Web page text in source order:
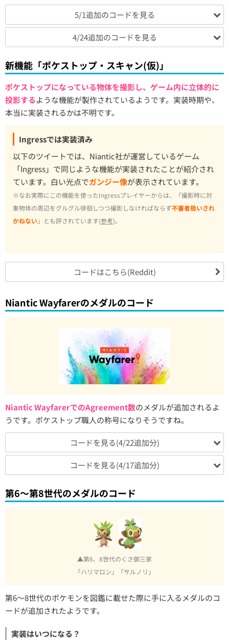
5/1追加のコードを見る
4/24追加のコードを見る
新機能「ポケストップ・スキャン(仮)」
ポケストップになっている物体を撮影し、ゲーム内に立体的に
投影するような機能が製作されているようです。実装時期や、
本当に実装されるかは不明です。
Ingressでは実装済み
以下のツイートでは、Niantic社が運営しているゲーム
「Ingress」で同じような機能が実装されたことが紹介され
ています。白い光点でガンジー像が表示されています。
※なお実際にこの機能を使ったIngressプレイヤーからは、「撮影時に対
象物体の周辺をグルグル徘徊しつつ撮影しなければならず不審者扱いされ
かねない」とも評されています(参考)。
コードはこちら(Reddit)
Niantic Wayfarerのメダルのコード
Niantic WayfarerでのAgreement数のメダルが追加されるよ
うです。ポケストップ職人の称号になりそうですね。
コードを見る(4/22追加分)
コードを見る(4/17追加分)
第6〜第8世代のメダルのコード
▲第6、8世代のくさ御三家
「ハリマロン」「サルノリ」
第6〜8世代のポケモンを図鑑に載せた際に手に入るメダルのコ
ードが追加されたようです。
実装はいつになる？